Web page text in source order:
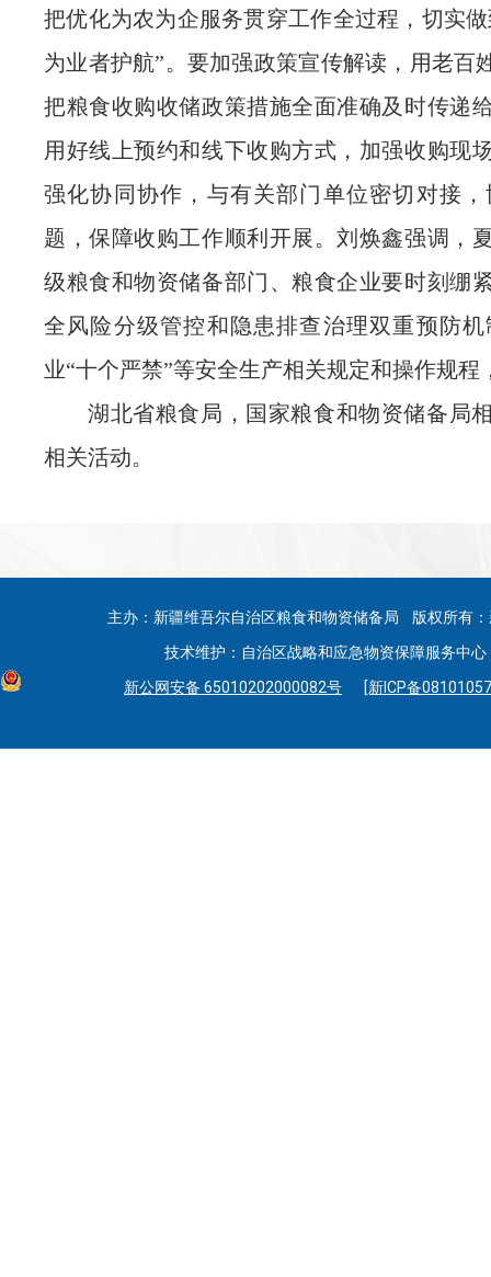
把优化为农为企服务贯穿工作全过程，切实
为业者护航”。要加强政策宣传解读，用老百
把粮食收购收储政策措施全面准确及时传递
用好线上预约和线下收购方式，加强收购现
强化协同协作，与有关部门单位密切对接
题，保障收购工作顺利开展。刘焕鑫强调，
级粮食和物资储备部门、粮食企业要时刻绷
全风险分级管控和隐患排查治理双重预防
业“十个严禁”等安全生产相关规定和操作规
湖北省粮食局，国家粮食和物资储备局
相关活动。
主办：新疆维吾尔自治区粮食和物资储备局 版权所有
技术维护：自治区战略和应急物资保障服务中
新公网安备 65010202000082号
[新ICP备